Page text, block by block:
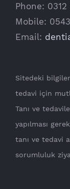
Phone:
Mobile:
Email:
Sitedeki
tedavi için
Tanı ve
yapılması
tanı ve tedavi
sorumluluk